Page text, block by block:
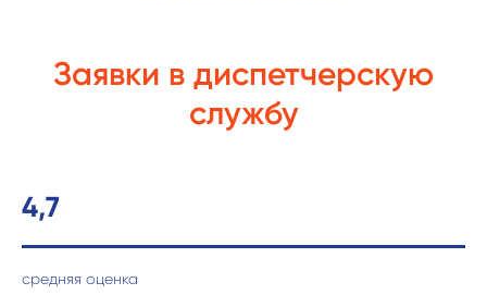
Заявки в диспетчерскую
службу
4,7
средняя оценка